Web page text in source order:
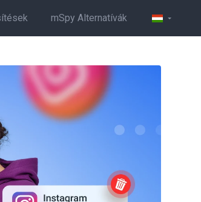
mSpy Alternatívák